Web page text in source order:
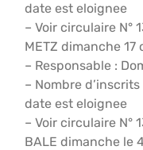
date est eloignee
– Voir circulaire N°
METZ dimanche 17
– Responsable :
– Nombre
date est eloignee
– Voir circulaire N°
BALE dimanche le